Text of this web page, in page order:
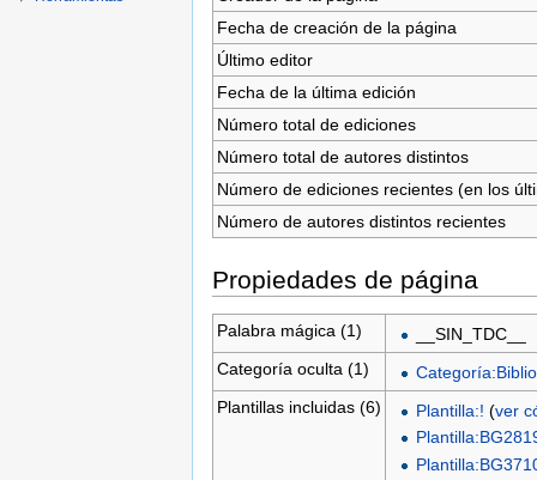
Fecha de creación de la página
Último editor
Fecha de la última edición
Número total de ediciones
Número total de autores distintos
Número de ediciones recientes (en los
Número de autores distintos recientes
Propiedades de página
Palabra mágica (1)
__SIN_TDC__
Categoría oculta (1)
Plantillas incluidas (6)
Plantilla:! (ver